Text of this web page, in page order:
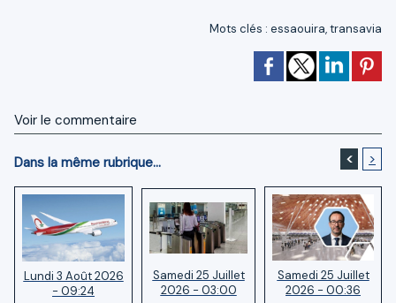
Mots clés : essaouira,transavia
Voir le commentaire
Dans la même rubrique... < >
Lundi 3 Août 2026
- 09:24
Samedi 25 Juillet
2026 - 03:00
Samedi 25 Juillet
2026 - 00:36